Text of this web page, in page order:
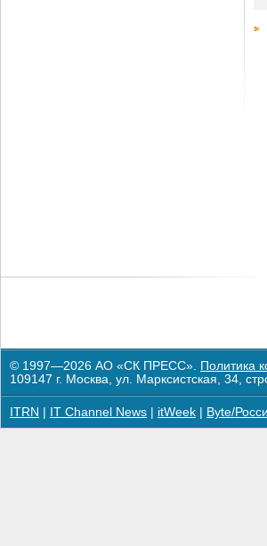
© 1997—2026 АО «СК ПРЕСС». Политика
109147 г. Москва, ул. Марксистская, 34,
ITRN IT Channel News itWeek Byte/